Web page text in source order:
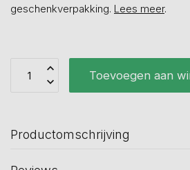
geschenkverpakking. Lees meer.
Toevoegen aan
Productomschrijving